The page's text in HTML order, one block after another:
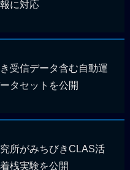
に対応
受信データ含む自動運
タセットを公開
所がみちびきCLAS活
桟実験を公開